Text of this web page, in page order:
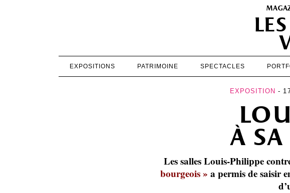
EXPOSITIONS PATRIMOINE SPECTACLES
EXPOSITION -
à
Les salles Louis-Philippe
bourgeois » a permis de saisir